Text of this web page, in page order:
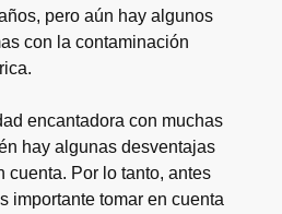
pero aún hay algunos
con la contaminación
encantadora con muchas
hay algunas desventajas
cuenta. Por lo tanto, antes
importante tomar en cuenta